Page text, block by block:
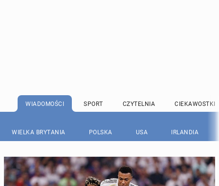
WIADOMOŚCI SPORT CZYTELNIA CIEKAWOSTKI
WIELKA BRYTANIA POLSKA USA IRLANDIA